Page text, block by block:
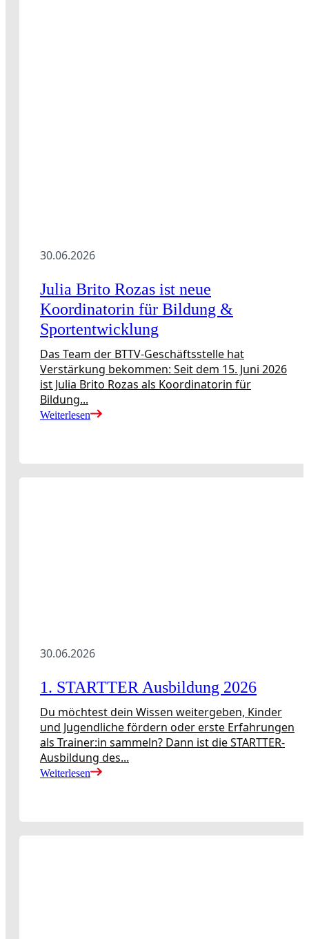
30.06.2026
Julia Brito Rozas ist neue
Koordinatorin für Bildung &
Sportentwicklung
Das Team der BTTV-Geschäftsstelle hat
Verstärkung bekommen: Seit dem 15. Juni 2026
ist Julia Brito Rozas als Koordinatorin für
Bildung...
Weiterlesen
30.06.2026
1. STARTTER Ausbildung 2026
Du möchtest dein Wissen weitergeben, Kinder
und Jugendliche fördern oder erste Erfahrungen
als Trainer:in sammeln? Dann ist die STARTTER-
Ausbildung des...
Weiterlesen